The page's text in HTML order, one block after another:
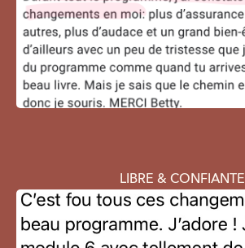
LIBRE & CONFIANTE